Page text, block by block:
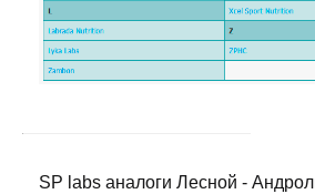
SP labs аналоги Лесной -